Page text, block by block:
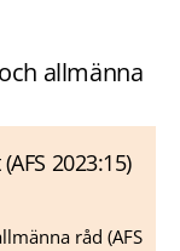
allmänna
2023:15)
råd (AFS